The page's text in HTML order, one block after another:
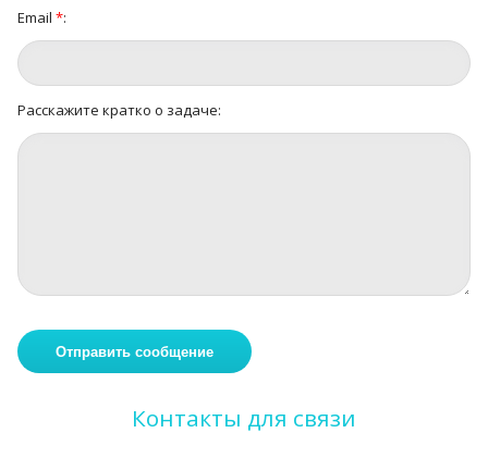
Email *:
Расскажите кратко о задаче:
Контакты для связи